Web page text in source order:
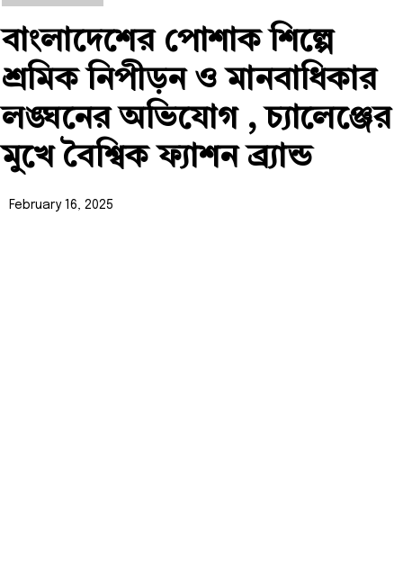
বাংলাদেশের পোশাক শিল্পে
শ্রমিক নিপীড়ন ও মানবাধিকার
লঙ্ঘনের অভিযোগ , চ্যালেঞ্জের
মুখে বৈশ্বিক ফ্যাশন ব্র্যান্ড
February 16, 2025